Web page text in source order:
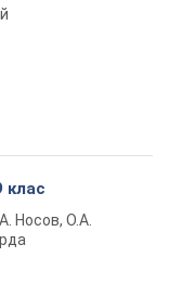
клас
Носов, О.А.